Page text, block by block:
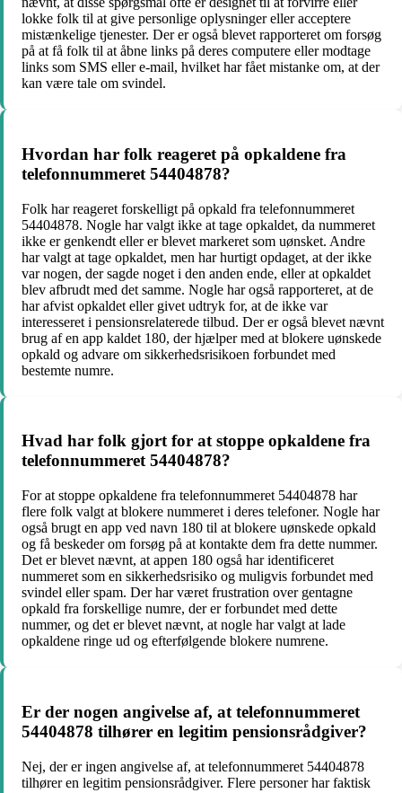
lokke folk til at give personlige oplysninger eller acceptere
mistænkelige tjenester. Der er også blevet rapporteret om forsøg
på at få folk til at åbne links på deres computere eller modtage
links som SMS eller e-mail, hvilket har fået mistanke om, at der
kan være tale om svindel.
Hvordan har folk reageret på opkaldene fra
telefonnummeret 54404878?
Folk har reageret forskelligt på opkald fra telefonnummeret
54404878. Nogle har valgt ikke at tage opkaldet, da nummeret
ikke er genkendt eller er blevet markeret som uønsket. Andre
har valgt at tage opkaldet, men har hurtigt opdaget, at der ikke
var nogen, der sagde noget i den anden ende, eller at opkaldet
blev afbrudt med det samme. Nogle har også rapporteret, at de
har afvist opkaldet eller givet udtryk for, at de ikke var
interesseret i pensionsrelaterede tilbud. Der er også blevet nævnt
brug af en app kaldet 180, der hjælper med at blokere uønskede
opkald og advare om sikkerhedsrisikoen forbundet med
bestemte numre.
Hvad har folk gjort for at stoppe opkaldene fra
telefonnummeret 54404878?
For at stoppe opkaldene fra telefonnummeret 54404878 har
flere folk valgt at blokere nummeret i deres telefoner. Nogle har
også brugt en app ved navn 180 til at blokere uønskede opkald
og få beskeder om forsøg på at kontakte dem fra dette nummer.
Det er blevet nævnt, at appen 180 også har identificeret
nummeret som en sikkerhedsrisiko og muligvis forbundet med
svindel eller spam. Der har været frustration over gentagne
opkald fra forskellige numre, der er forbundet med dette
nummer, og det er blevet nævnt, at nogle har valgt at lade
opkaldene ringe ud og efterfølgende blokere numrene.
Er der nogen angivelse af, at telefonnummeret
54404878 tilhører en legitim pensionsrådgiver?
Nej, der er ingen angivelse af, at telefonnummeret 54404878
tilhører en legitim pensionsrådgiver. Flere personer har faktisk